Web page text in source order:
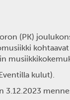
(PK)
kulut).